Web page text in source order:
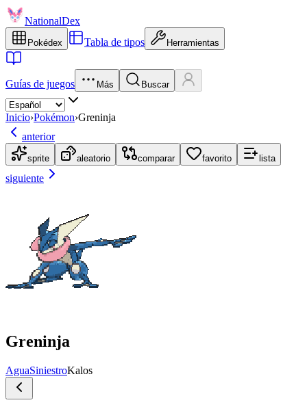
NationalDex
Pokédex Tabla de tipos Herramientas
Guías de juegos Más Buscar
Inicio›Pokémon›Greninja
anterior
sprite aleatorio comparar favorito lista
siguiente
Greninja
AguaSiniestroKalos